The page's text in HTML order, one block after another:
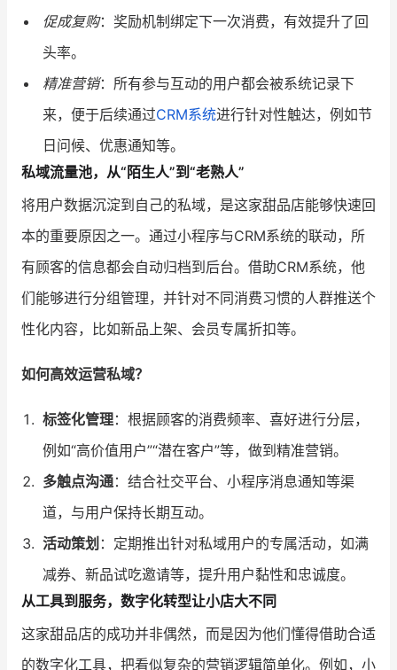
促成复购：奖励机制绑定下一次消费，有效提升了回
头率。
精准营销：所有参与互动的用户都会被系统记录下
来，便于后续通过CRM系统进行针对性触达，例如节
日问候、优惠通知等。
私域流量池，从“陌生人”到“老熟人”
将用户数据沉淀到自己的私域，是这家甜品店能够快速回
本的重要原因之一。通过小程序与CRM系统的联动，所
有顾客的信息都会自动归档到后台。借助CRM系统，他
们能够进行分组管理，并针对不同消费习惯的人群推送个
性化内容，比如新品上架、会员专属折扣等。
如何高效运营私域？
标签化管理：根据顾客的消费频率、喜好进行分层，
例如“高价值用户”“潜在客户”等，做到精准营销。
多触点沟通：结合社交平台、小程序消息通知等渠
道，与用户保持长期互动。
活动策划 ：定期推出针对私域用户的专属活动，如满
减券、新品试吃邀请等，提升用户黏性和忠诚度。
从工具到服务，数字化转型让小店大不同
这家甜品店的成功并非偶然，而是因为他们懂得借助合适
的数字化工具，把看似复杂的营销逻辑简单化。例如，小